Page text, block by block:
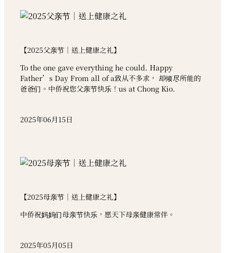
【2025父亲节｜送上健康之礼】
To the one gave everything he could. Happy
Father’s Day From all of a致从不多求， 却倾尽所能的
爸爸们。中侨祝您父亲节快乐！us at Chong Kio.
2025年06月15日
【2025母亲节｜送上健康之礼】
中侨祝妈妈们母亲节快乐，愿天下母亲健康常伴。
2025年05月05日